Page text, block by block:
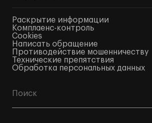
Раскрытие информации
Комплаенс-контроль
Cookies
Написать обращение
Противодействие мошенничеству
Технические препятствия
Обработка персональных данных